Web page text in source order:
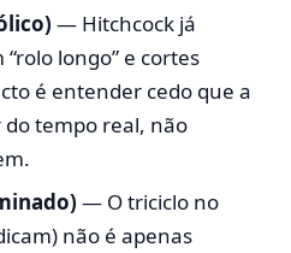
— Hitchcock já
longo” e cortes
é entender cedo que a
tempo real, não
— O triciclo no
não é apenas